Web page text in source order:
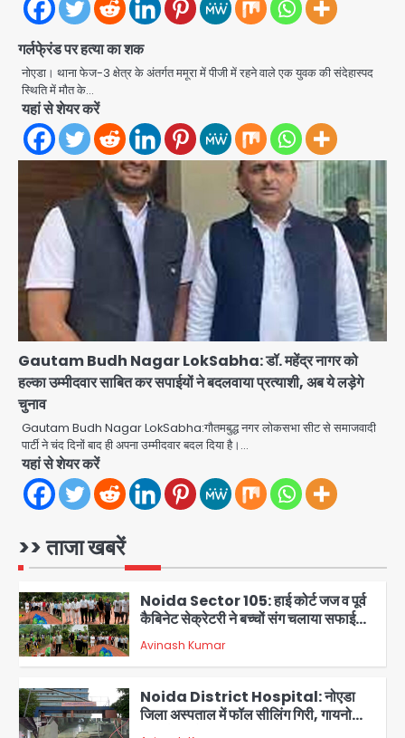
गर्लफे्रंड पर हत्या का शक
नोएडा। थाना फेज-3 क्षेत्र के अंतर्गत ममूरा में पीजी में रहने वाले एक युवक की संदेहास्पद
स्थिति में मौत के…
यहां से शेयर करें
Gautam Budh Nagar LokSabha: डॉ. महेंद्र नागर को
हल्का उम्मीदवार साबित कर सपाईयों ने बदलवाया प्रत्याशी, अब ये लड़ेगे
चुनाव
Gautam Budh Nagar LokSabha:गौतमबुद्ध नगर लोकसभा सीट से समाजवादी
पार्टी ने चंद दिनों बाद ही अपना उम्मीदवार बदल दिया है।…
यहां से शेयर करें
>> ताजा खबरें
Noida Sector 105: हाई कोर्ट जज व पूर्व
कैबिनेट सेक्रेटरी ने बच्चों संग चलाया सफाई
अभियान, 160 किलो कूड़ा हटाया
Avinash Kumar
3
Noida District Hospital: नोएडा
जिला अस्पताल में फॉल सीलिंग गिरी, गायनो
OT गैलरी में बड़ा हादसा टला; मरीजों की सुरक्षा
पर उठे सवाल
Avinash Kumar
4
Congress Mission 2027:
गाजियाबाद कांग्रेस के सह-पर्यवेक्षक बने
सतेन्द्र शर्मा, गौतमबुद्धनगर नेताओं ने जताया
आभार
Avinash Kumar
5
Notice: सेक्टर-21 के बाल भारती स्कूल में
बिना खिड़की-वेंटिलेशन बेसमेंट में चल रही थी
भेजा नोटिस
Avinash Kumar
1
Assam Floods: सलमान खान का
2
Noida Sector 105: हाई कोर्ट जज व पूर्व
कैबिनेट सेक्रेटरी ने बच्चों संग चलाया सफाई
अभियान, 160 किलो कूड़ा हटाया
Avinash Kumar
Noida District Hospital: नोएडा
जिला अस्पताल में फॉल सीलिंग गिरी, गायनो
OT गैलरी में बड़ा हादसा टला; मरीजों की सुरक्षा